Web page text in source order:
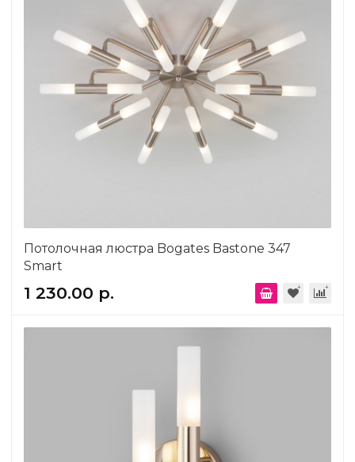
Потолочная люстра Bogates Bastone 347
Smart
1 230.00 р.